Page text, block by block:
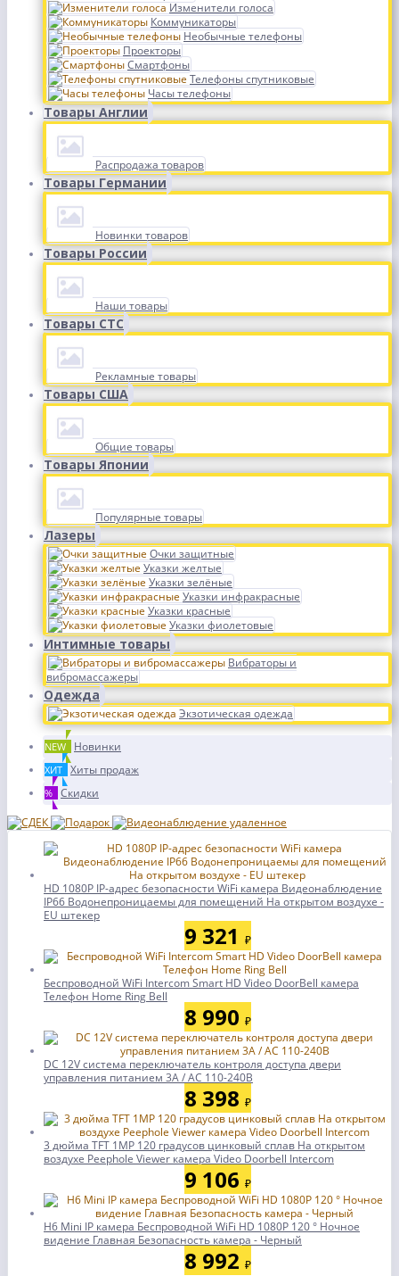
Изменители голоса
Коммуникаторы
Необычные телефоны
Проекторы
Смартфоны
Телефоны спутниковые
Часы телефоны
Товары Англии
Распродажа товаров
Товары Германии
Новинки товаров
Товары России
Наши товары
Товары СТС
Рекламные товары
Товары США
Общие товары
Товары Японии
Популярные товары
Лазеры
Очки защитные
Указки желтые
Указки зелёные
Указки инфракрасные
Указки красные
Указки фиолетовые
Интимные товары
Вибраторы и
вибромассажеры
Одежда
Экзотическая одежда
NEW Новинки
ХИТ Хиты продаж
% Скидки
HD 1080P IP-адрес безопасности WiFi камера Видеонаблюдение
IP66 Водонепроницаемы для помещений На открытом воздухе -
EU штекер
9 321 ₽
Беспроводной WiFi Intercom Smart HD Video DoorBell камера
Телефон Home Ring Bell
8 990 ₽
DC 12V система переключатель контроля доступа двери
управления питанием 3A / AC 110-240В
8 398 ₽
3 дюйма TFT 1MP 120 градусов цинковый сплав На открытом
воздухе Peephole Viewer камера Video Doorbell Intercom
9 106 ₽
H6 Mini IP камера Беспроводной WiFi HD 1080P 120 ° Ночное
видение Главная Безопасность камера - Черный
8 992 ₽